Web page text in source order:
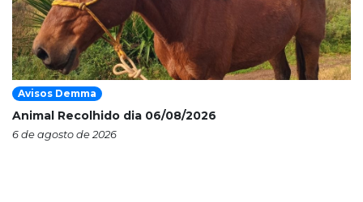
Avisos Demma
Animal Recolhido dia 06/08/2026
6 de agosto de 2026